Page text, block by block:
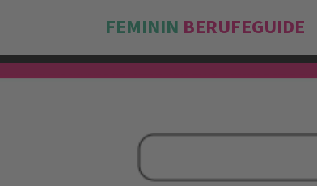
FEMININ BERUFEGUIDE